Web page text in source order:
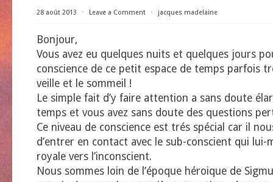
28 août 2013 ⋅ Leave a Comment ⋅ jacques madelaine
Bonjour,
Vous avez eu quelques nuits et quelques jours
conscience de ce petit espace de temps parfois
veille et le sommeil !
Le simple fait d’y faire attention a sans doute
temps et vous avez sans doute des questions
Ce niveau de conscience est trés spécial car il
d’entrer en contact avec le sub-conscient qui
royale vers l’inconscient.
Nous sommes loin de l’époque héroique de